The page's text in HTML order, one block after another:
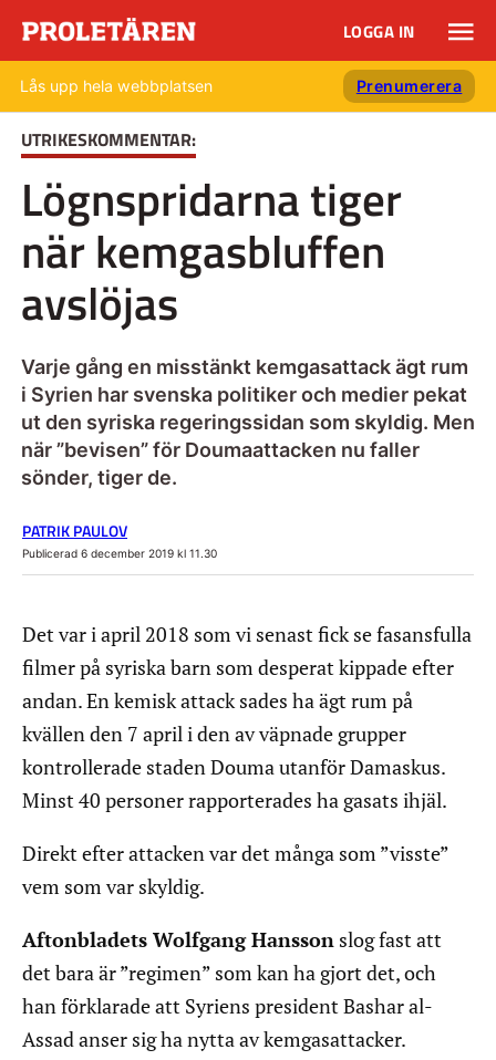
LOGGA IN
Lås upp hela webbplatsen Prenumerera
UTRIKESKOMMENTAR:
Lögnspridarna tiger
när kemgasbluffen
avslöjas
Varje gång en misstänkt kemgasattack ägt rum
i Syrien har svenska politiker och medier pekat
ut den syriska regeringssidan som skyldig. Men
när ”bevisen” för Doumaattacken nu faller
sönder, tiger de.
PATRIK PAULOV
Publicerad 6 december 2019 kl 11.30
Det var i april 2018 som vi senast fick se fasansfulla
filmer på syriska barn som desperat kippade efter
andan. En kemisk attack sades ha ägt rum på
kvällen den 7 april i den av väpnade grupper
kontrollerade staden Douma utanför Damaskus.
Minst 40 personer rapporterades ha gasats ihjäl.
Direkt efter attacken var det många som ”visste”
vem som var skyldig.
Aftonbladets Wolfgang Hansson slog fast att
det bara är ”regimen” som kan ha gjort det, och
han förklarade att Syriens president Bashar al-
Assad anser sig ha nytta av kemgasattacker.